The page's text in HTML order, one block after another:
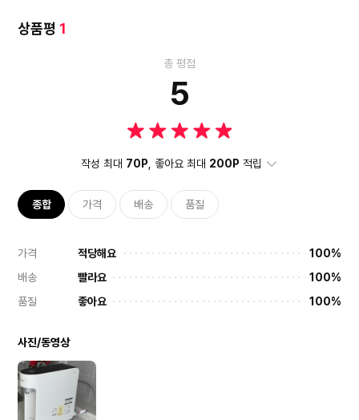
상품평 1
총 평점
5
작성 최대 70P , 좋아요 최대 200P 적립
종합 가격 배송 품질
가격 적당해요
100%
배송
빨라요
100%
품질
좋아요 100%
사진/동영상